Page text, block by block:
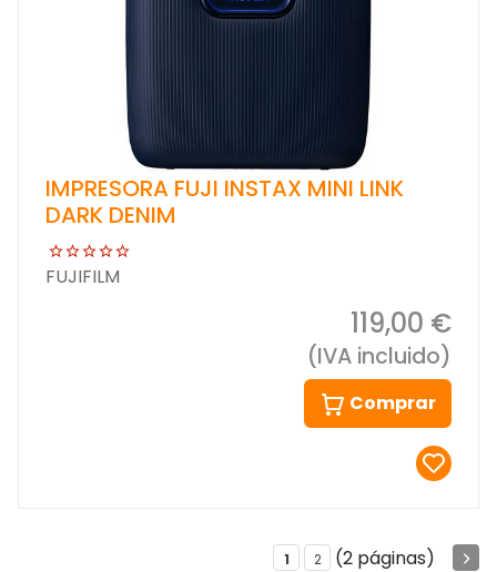
IMPRESORA FUJI INSTAX MINI LINK
DARK DENIM
FUJIFILM
119,00 €
(IVA incluido)
Comprar
1 2 (2 páginas)